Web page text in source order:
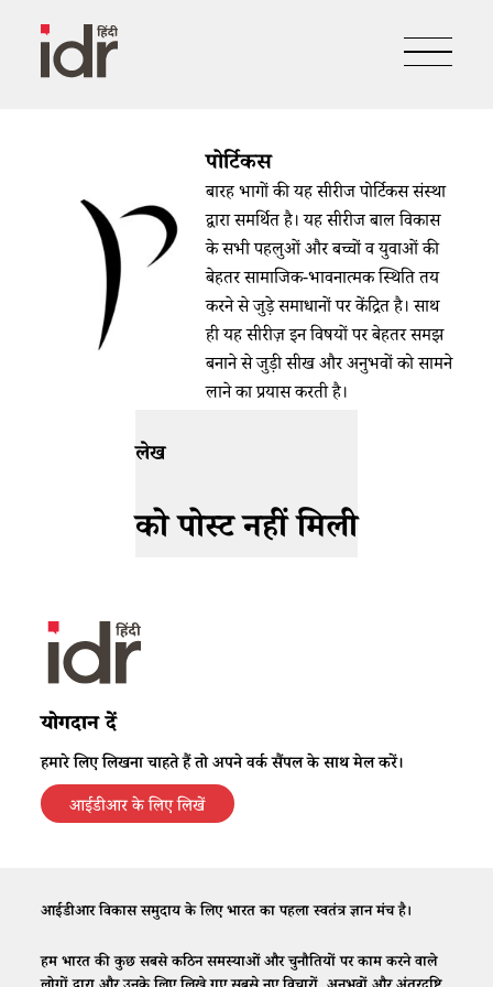
पोर्टिकस
बारह भागों की यह सीरीज पोर्टिकस संस्था
द्वारा समर्थित है। यह सीरीज बाल विकास
के सभी पहलुओं और बच्चों व युवाओं की
बेहतर सामाजिक-भावनात्मक स्थिति तय
करने से जुड़े समाधानों पर केंद्रित है। साथ
ही यह सीरीज़ इन विषयों पर बेहतर समझ
बनाने से जुड़ी सीख और अनुभवों को सामने
लाने का प्रयास करती है।
लेख
को पोस्ट नहीं मिली
योगदान दें
हमारे लिए लिखना चाहते हैं तो अपने वर्क सैंपल के साथ मेल करें।
आईडीआर के लिए लिखें
आईडीआर विकास समुदाय के लिए भारत का पहला स्वतंत्र ज्ञान मंच है।
हम भारत की कुछ सबसे कठिन समस्याओं और चुनौतियों पर काम करने वाले